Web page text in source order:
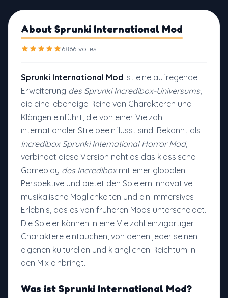
About Sprunki International Mod
6866 votes
Sprunki International Mod ist eine aufregende
Erweiterung des Sprunki Incredibox-Universums,
die eine lebendige Reihe von Charakteren und
Klängen einführt, die von einer Vielzahl
internationaler Stile beeinflusst sind. Bekannt als
Incredibox Sprunki International Horror Mod,
verbindet diese Version nahtlos das klassische
Gameplay des Incrediboxmit einer globalen
Perspektive und bietet den Spielern innovative
musikalische Möglichkeiten und ein immersives
Erlebnis, das es von früheren Mods unterscheidet.
Die Spieler können in eine Vielzahl einzigartiger
Charaktere eintauchen, von denen jeder seinen
eigenen kulturellen und klanglichen Reichtum in
den Mix einbringt.
Was ist Sprunki International Mod?